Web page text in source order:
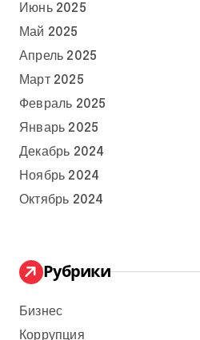
Июнь 2025
Май 2025
Апрель 2025
Март 2025
Февраль 2025
Январь 2025
Декабрь 2024
Ноябрь 2024
Октябрь 2024
Рубрики
Бизнес
Коррупция